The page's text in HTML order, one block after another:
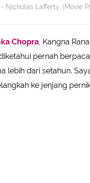
Nicholas Lafferty. (Movie
Chopra, Kangna
pernah
lebih dari setahun.
ke jenjang